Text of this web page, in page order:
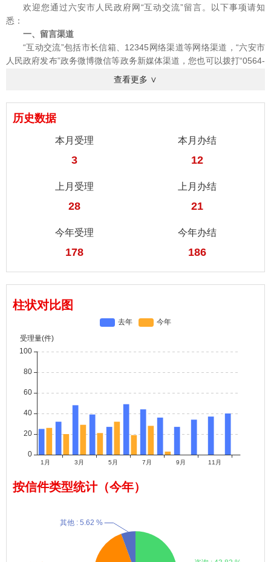
欢迎您通过六安市人民政府网“互动交流”留言。以下事项请知
悉：
一、留言渠道
“互动交流”包括市长信箱、12345网络渠道等网络渠道，“六安市
人民政府发布”政务微博微信等政务新媒体渠道，您也可以拨打“0564-
网站渠道：根据建立完善全省统一身份认证体系工作要求，六安
市人民政府网与安徽政务服务网会员注册、登录、认证等一体化。如
后留言；如您不是注册用户，请您先注册，注册完成后登录网站即可
留言。留言时填写“留言类型”、“受理单位”、“标题”、“内容”、“验证
双微渠道：可在“六安市人民政府发布”政务微博微信文章页“留言
（评论）区”或通过“私信”、“@”等方式留言。
留言信息内容实行先审后发。参与留言即表明您已经阅读并接受
观，不得发布法律法规和国家有关规定禁止的信息内容。
（二）严禁散布谣言，扰乱社会秩序，破坏社会稳定；严禁散布
淫秽、色情、赌博、暴力、凶杀、恐怖等信息。
（三）谢绝发布转让、广告、供求信息。
（四）承担一切因留言直接或间接导致的民事或刑事法律责任。
（五）以下情况将不予受理或审核：
（1）违反法律法规和国家有关规定、违背公序良俗等的信息内
（3）商业广告或要求提供赞助等的；
（4）与政府职责无关、不属于政府管理权限范围的，个人纠纷等
（5）已进入仲裁、司法程序的；
（7）留言多次重复的；
对发布违反、违背上述条款的留言及留言人，将采取限制发布、
在网站发布，将根据您的许可状态及留言内容进行判定。留言审核人
员根据留言内容、诉求，调整受理单位，以便留言诉求更快更好解
查看更多 ∨
历史数据
本月受理
3
本月办结
12
上月受理
28
上月办结
21
今年受理
178
今年办结
186
柱状对比图
按信件类型统计（今年）